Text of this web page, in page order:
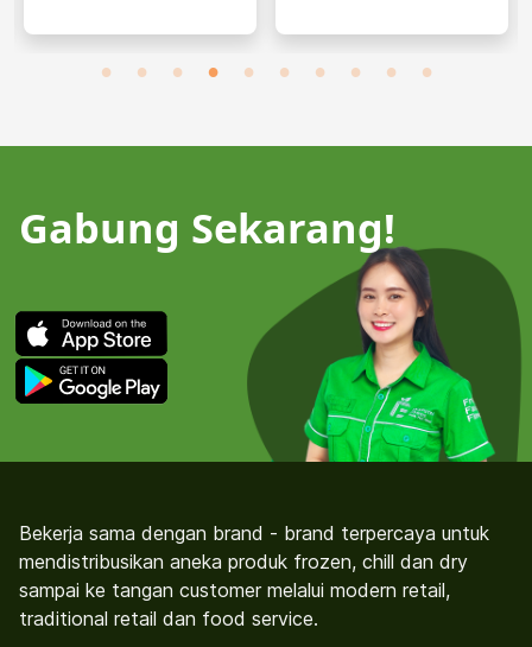
Gabung Sekarang!
Bekerja sama dengan brand - brand terpercaya untuk
mendistribusikan aneka produk frozen, chill dan dry
sampai ke tangan customer melalui modern retail,
traditional retail dan food service.